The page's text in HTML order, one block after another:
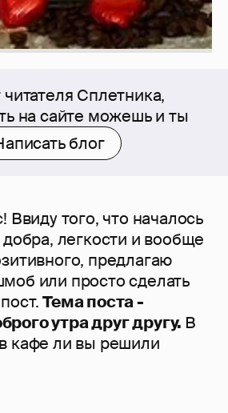
Сплетника,
на сайте можешь и ты
блог
Ввиду того, что началось
легкости и вообще
предлагаю
или просто сделать
Тема поста -
утра друг другу. В
кафе ли вы решили